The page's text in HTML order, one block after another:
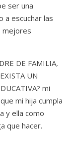
ser una
a escuchar las
mejores
DE FAMILIA,
UN
mi
mi hija cumpla
y ella como
que hacer.